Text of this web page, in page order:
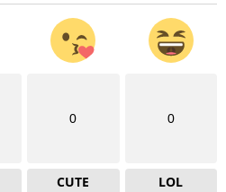
0
CUTE
0
LOL